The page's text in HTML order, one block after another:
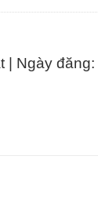
| Ngày đăng: